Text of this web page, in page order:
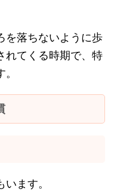
を落ちないように歩
れてくる時期で、特
ます。